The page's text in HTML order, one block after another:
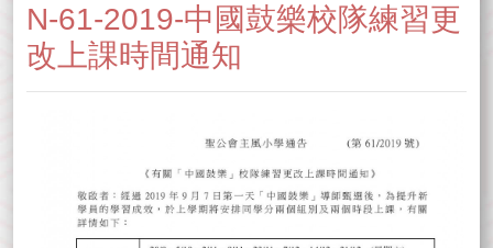
N-61-2019-中國鼓樂校隊練習更
改上課時間通知